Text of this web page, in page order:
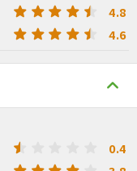
4.8
4.6
0.4